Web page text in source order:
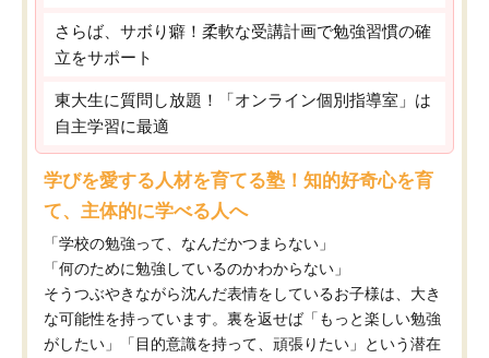
さらば、サボり癖！柔軟な受講計画で勉強習慣の確
立をサポート
東大生に質問し放題！「オンライン個別指導室」は
自主学習に最適
学びを愛する人材を育てる塾！知的好奇心を育
て、主体的に学べる人へ
「学校の勉強って、なんだかつまらない」
「何のために勉強しているのかわからない」
そうつぶやきながら沈んだ表情をしているお子様は、大き
な可能性を持っています。裏を返せば「もっと楽しい勉強
がしたい」「目的意識を持って、頑張りたい」という潜在